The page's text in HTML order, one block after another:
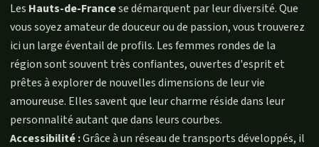
Les Hauts-de-Francese démarquent par leur diversité. Que
vous soyez amateur de douceur ou de passion, vous trouverez
ici un large éventail de profils. Les femmes rondes de la
région sont souvent très confiantes, ouvertes d'esprit et
prêtes à explorer de nouvelles dimensions de leur vie
amoureuse. Elles savent que leur charme réside dans leur
personnalité autant que dans leurs courbes.
Accessibilité :Grâce à un réseau de transports développés, il